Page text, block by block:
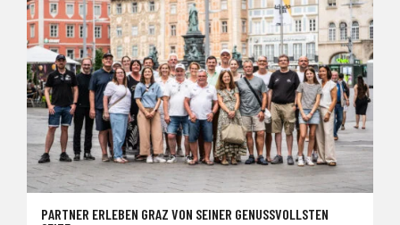
PARTNER ERLEBEN GRAZ VON SEINER GENUSSVOLLSTEN